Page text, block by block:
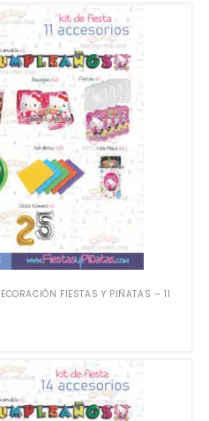
FIESTAS Y PIÑATAS – 11